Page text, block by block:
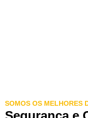
SOMOS OS MELHORES